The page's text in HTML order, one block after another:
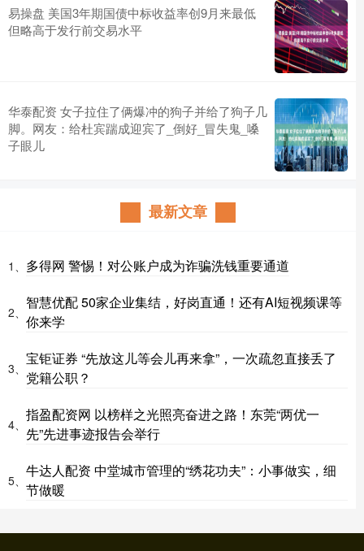
易操盘 美国3年期国债中标收益率创9月来最低
但略高于发行前交易水平
华泰配资 女子拉住了俩爆冲的狗子并给了狗子几
脚。网友：给杜宾踹成迎宾了_倒好_冒失鬼_嗓
子眼儿
最新文章
1、 多得网 警惕！对公账户成为诈骗洗钱重要通道
2、
智慧优配 50家企业集结，好岗直通！还有AI短视频课等
你来学
3、
宝钜证券 “先放这儿等会儿再来拿”，一次疏忽直接丢了
党籍公职？
4、
指盈配资网 以榜样之光照亮奋进之路！东莞“两优一
先”先进事迹报告会举行
5、
牛达人配资 中堂城市管理的“绣花功夫”：小事做实，细
节做暖